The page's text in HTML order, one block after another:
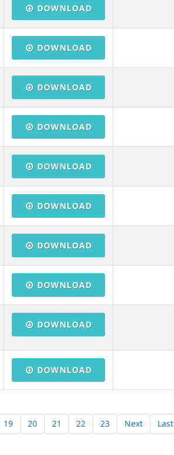
DOWNLOAD
DOWNLOAD
DOWNLOAD
DOWNLOAD
DOWNLOAD
DOWNLOAD
DOWNLOAD
DOWNLOAD
DOWNLOAD
DOWNLOAD
19 20 21 22 23 Next Last